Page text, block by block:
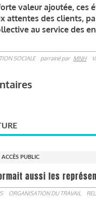
valeur ajoutée, ces
attentes des clients,
au service des
SOCIALE parrainé par MNH
ACCÈS PUBLIC
aussi les
ORGANISATION DU TRAVAIL